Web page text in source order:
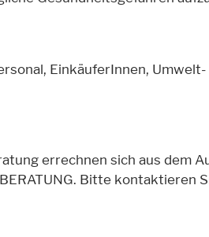
EinkäuferInnen,
errechnen sich aus dem
Bitte kontaktieren